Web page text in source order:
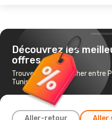
Découvrez les
offres
Trouvez un vol pas cher entre
Tunis
Aller-retour Aller